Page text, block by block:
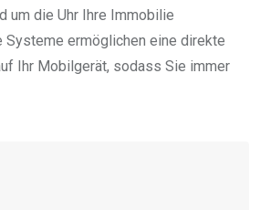
um die Uhr Ihre Immobilie
Systeme ermöglichen eine direkte
Ihr Mobilgerät, sodass Sie immer